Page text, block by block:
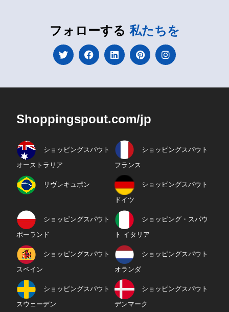
フォローする 私たちを
Shoppingspout.com/jp
ショッピングスパウト
オーストラリア
ショッピングスパウト
フランス
リヴレキュポン ショッピングスパウト
ドイツ
ショッピングスパウト
ポーランド
ショッピング・スパウ
ト イタリア
ショッピングスパウト
スペイン
ショッピングスパウト
オランダ
ショッピングスパウト
スウェーデン
ショッピングスパウト
デンマーク